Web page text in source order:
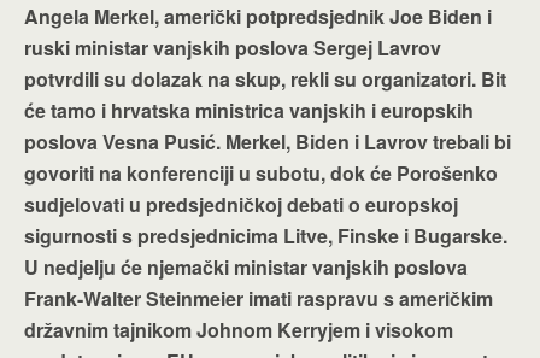
Angela Merkel, američki potpredsjednik Joe Biden i
ruski ministar vanjskih poslova Sergej Lavrov
potvrdili su dolazak na skup, rekli su organizatori. Bit
će tamo i hrvatska ministrica vanjskih i europskih
poslova Vesna Pusić. Merkel, Biden i Lavrov trebali bi
govoriti na konferenciji u subotu, dok će Porošenko
sudjelovati u predsjedničkoj debati o europskoj
sigurnosti s predsjednicima Litve, Finske i Bugarske.
U nedjelju će njemački ministar vanjskih poslova
Frank-Walter Steinmeier imati raspravu s američkim
državnim tajnikom Johnom Kerryjem i visokom